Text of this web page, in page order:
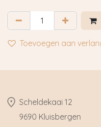
Toevoegen aan
​Scheldekaai 12
9690 Kluisbergen